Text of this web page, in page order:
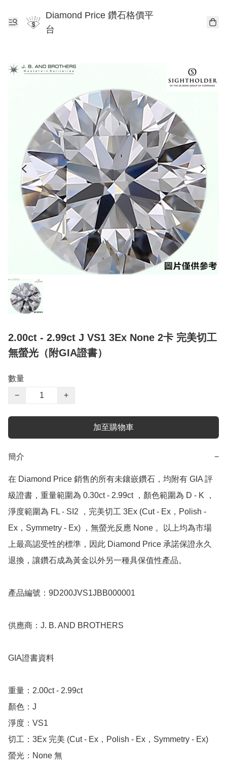
Diamond Price 鑽石格價平
台
2.00ct - 2.99ct J VS1 3Ex None 2卡 完美切工
無螢光（附GIA證書）
數量
−
+
加至購物車
簡介 −
在 Diamond Price 銷售的所有未鑲嵌鑽石，均附有 GIA 評
級證書，重量範圍為 0.30ct - 2.99ct ，顏色範圍為 D - K ，
淨度範圍為 FL - SI2 ，完美切工 3Ex (Cut - Ex，Polish -
Ex，Symmetry - Ex) ，無螢光反應 None 。以上均為市場
上最高認受性的標準，因此 Diamond Price 承諾保證永久
退換，讓鑽石成為黃金以外另一種具保值性產品。
產品編號：9D200JVS1JBB000001
供應商：J. B. AND BROTHERS
GIA證書資料
重量：2.00ct - 2.99ct
顏色：J
淨度：VS1
切工：3Ex 完美 (Cut - Ex，Polish - Ex，Symmetry - Ex)
螢光：None 無